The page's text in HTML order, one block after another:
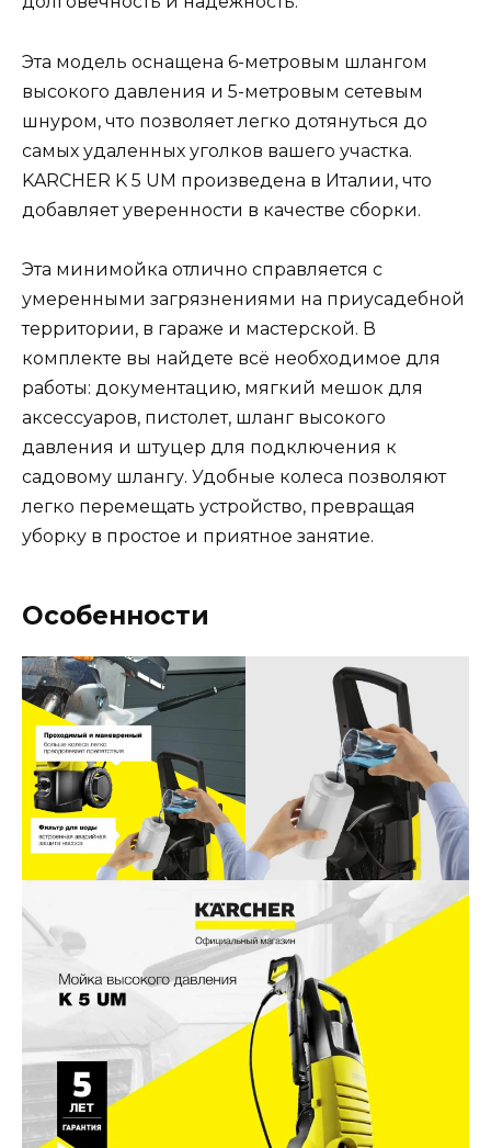
Эта модель оснащена 6-метровым шлангом
высокого давления и 5-метровым сетевым
шнуром, что позволяет легко дотянуться до
самых удаленных уголков вашего участка.
KARCHER K 5 UM произведена в Италии, что
добавляет уверенности в качестве сборки.
Эта минимойка отлично справляется с
умеренными загрязнениями на приусадебной
территории, в гараже и мастерской. В
комплекте вы найдете всё необходимое для
работы: документацию, мягкий мешок для
аксессуаров, пистолет, шланг высокого
давления и штуцер для подключения к
садовому шлангу. Удобные колеса позволяют
легко перемещать устройство, превращая
уборку в простое и приятное занятие.
Особенности